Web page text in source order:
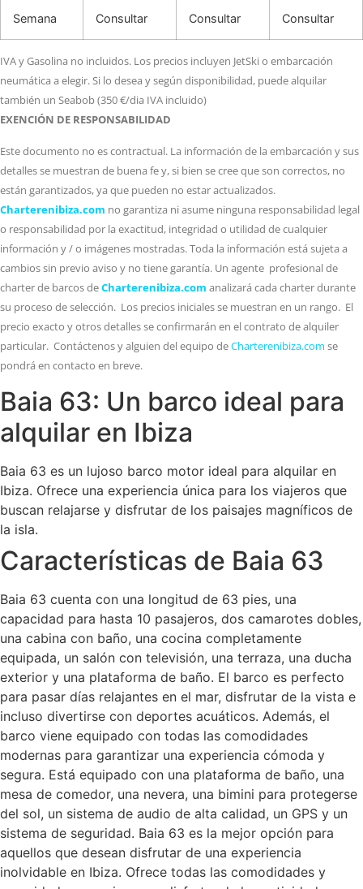
Semana Consultar Consultar Consultar
IVA y Gasolina no incluidos. Los precios incluyen JetSki o embarcación
neumática a elegir. Si lo desea y según disponibilidad, puede alquilar
también un Seabob (350 €/dia IVA incluido)
EXENCIÓN DE RESPONSABILIDAD
Este documento no es contractual. La información de la embarcación y sus
detalles se muestran de buena fe y, si bien se cree que son correctos, no
están garantizados, ya que pueden no estar actualizados.
Charterenibiza.com no garantiza ni asume ninguna responsabilidad legal
o responsabilidad por la exactitud, integridad o utilidad de cualquier
información y / o imágenes mostradas. Toda la información está sujeta a
cambios sin previo aviso y no tiene garantía. Un agente profesional de
charter de barcos deCharterenibiza.com analizará cada charter durante
su proceso de selección. Los precios iniciales se muestran en un rango. El
precio exacto y otros detalles se confirmarán en el contrato de alquiler
particular. Contáctenos y alguien del equipo deCharterenibiza.com se
pondrá en contacto en breve.
Baia 63: Un barco ideal para
alquilar en Ibiza
Baia 63 es un lujoso barco motor ideal para alquilar en
Ibiza. Ofrece una experiencia única para los viajeros que
buscan relajarse y disfrutar de los paisajes magníficos de
la isla.
Características de Baia 63
Baia 63 cuenta con una longitud de 63 pies, una
capacidad para hasta 10 pasajeros, dos camarotes dobles,
una cabina con baño, una cocina completamente
equipada, un salón con televisión, una terraza, una ducha
exterior y una plataforma de baño. El barco es perfecto
para pasar días relajantes en el mar, disfrutar de la vista e
incluso divertirse con deportes acuáticos. Además, el
barco viene equipado con todas las comodidades
modernas para garantizar una experiencia cómoda y
segura. Está equipado con una plataforma de baño, una
mesa de comedor, una nevera, una bimini para protegerse
del sol, un sistema de audio de alta calidad, un GPS y un
sistema de seguridad. Baia 63 es la mejor opción para
aquellos que desean disfrutar de una experiencia
inolvidable en Ibiza. Ofrece todas las comodidades y